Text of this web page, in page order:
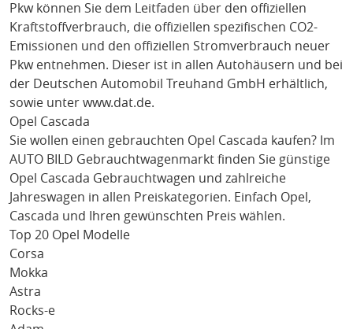
Pkw können Sie dem Leitfaden über den offiziellen
Kraftstoffverbrauch, die offiziellen spezifischen CO2-
Emissionen und den offiziellen Stromverbrauch neuer
Pkw entnehmen. Dieser ist in allen Autohäusern und bei
der Deutschen Automobil Treuhand GmbH erhältlich,
sowie unter www.dat.de.
Opel Cascada
Sie wollen einen gebrauchten Opel Cascada kaufen? Im
AUTO BILD Gebrauchtwagenmarkt finden Sie günstige
Opel Cascada Gebrauchtwagen und zahlreiche
Jahreswagen in allen Preiskategorien. Einfach Opel ,
Cascada und Ihren gewünschten Preis wählen.
Top 20 Opel Modelle
Corsa
Mokka
Astra
Rocks-e